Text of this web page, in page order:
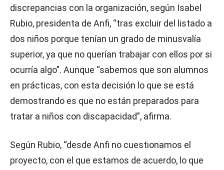
discrepancias con la organización, según Isabel
Rubio, presidenta de Anfi, “tras excluir del listado a
dos niños porque tenían un grado de minusvalía
superior, ya que no querían trabajar con ellos por si
ocurría algo”. Aunque “sabemos que son alumnos
en prácticas, con esta decisión lo que se está
demostrando es que no están preparados para
tratar a niños con discapacidad”, afirma.
Según Rubio, “desde Anfi no cuestionamos el
proyecto, con el que estamos de acuerdo, lo que